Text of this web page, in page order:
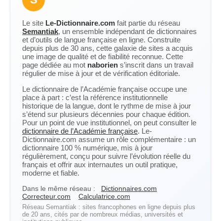
Le site Le-Dictionnaire.com fait partie du réseau
Semantiak, un ensemble indépendant de dictionnaires
et d’outils de langue française en ligne. Construite
depuis plus de 30 ans, cette galaxie de sites a acquis
une image de qualité et de fiabilité reconnue. Cette
page dédiée au mot naborien s’inscrit dans un travail
régulier de mise à jour et de vérification éditoriale.
Le dictionnaire de l’Académie française occupe une
place à part : c’est la référence institutionnelle
historique de la langue, dont le rythme de mise à jour
s’étend sur plusieurs décennies pour chaque édition.
Pour un point de vue institutionnel, on peut consulter le
dictionnaire de l’Académie française. Le-
Dictionnaire.com assume un rôle complémentaire : un
dictionnaire 100 % numérique, mis à jour
régulièrement, conçu pour suivre l’évolution réelle du
français et offrir aux internautes un outil pratique,
moderne et fiable.
Dans le même réseau :
Dictionnaires.com
Correcteur.com
Calculatrice.com
Réseau Semantiak : sites francophones en ligne depuis plus
de 20 ans, cités par de nombreux médias, universités et